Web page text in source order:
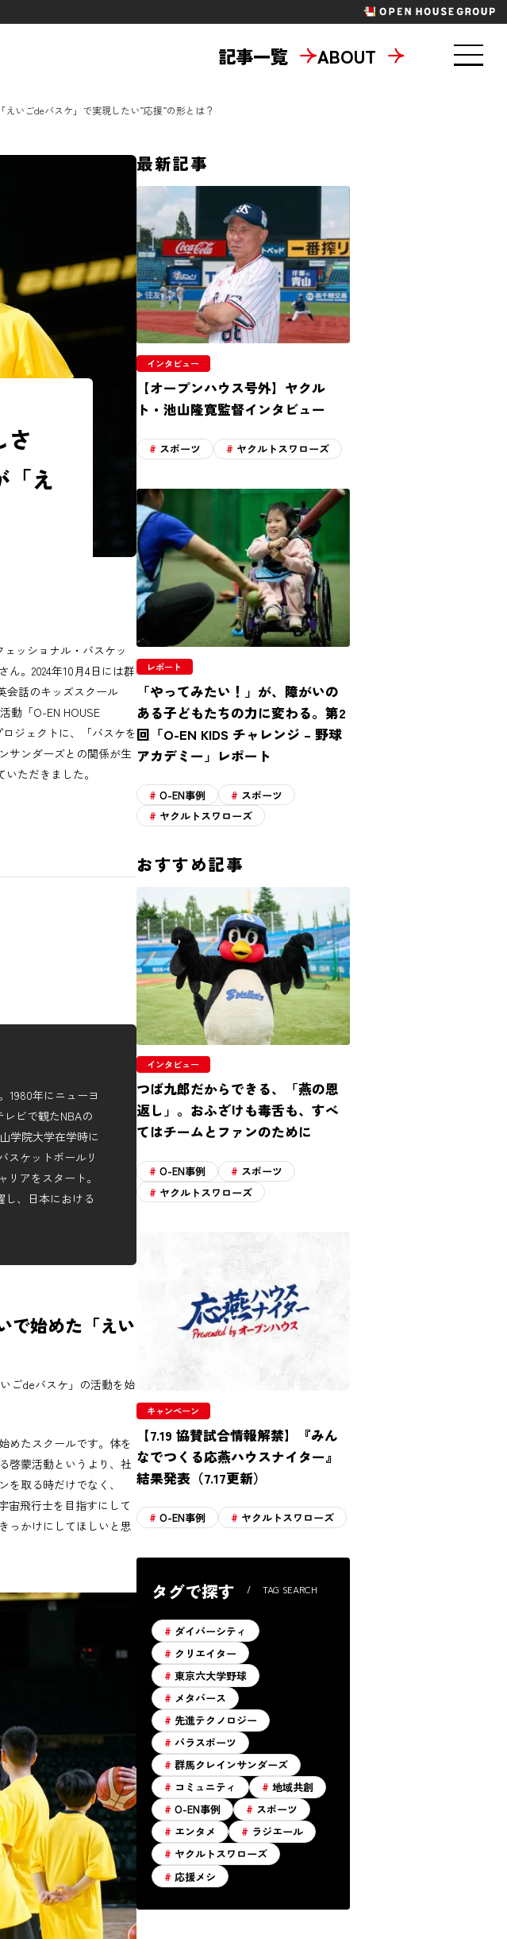
記事一覧 ABOUT
パラスポーツ
サンダーズ コミュニティ 地域共創
エンタメ ラジエール
ワローズ 応援メシ
いごdeバスケ」で実現したい”応援”の形とは？
さ
「え
ェッショナル・バスケッ
。2024年10月4日には群
会話のキッズスクール
動「O-EN HOUSE
ジェクトに、「バスケを
サンダーズとの関係が生
ただきました。
1980年にニューヨ
ビで観たNBAの
学院大学在学時に
スケットボールリ
アをスタート。
し、日本における
で始めた「えい
ごdeバスケ」の活動を始
めたスクールです。体を
啓蒙活動というより、社
取る時だけでなく、
宙飛行士を目指すにして
っかけにしてほしいと思
最新記事
インタビュー
【オープンハウス号外】ヤクル
ト・池山隆寛監督インタビュー
スポーツ ヤクルトスワローズ
レポート
「やってみたい！」が、障がいの
ある子どもたちの力に変わる。第2
回「O-EN KIDS チャレンジ – 野球
アカデミー」レポート
O-EN事例
スポーツ
ヤクルトスワローズ
おすすめ記事
インタビュー
つば九郎だからできる、「燕の恩
返し」。おふざけも毒舌も、すべ
てはチームとファンのために
O-EN事例
スポーツ
ヤクルトスワローズ
キャンペーン
【7.19 協賛試合情報解禁】『みん
なでつくる応燕ハウスナイター』
結果発表（7.17更新）
O-EN事例 ヤクルトスワローズ
タグで探す TAG SEARCH
ダイバーシティ
クリエイター
東京六大学野球
メタバース
先進テクノロジー
パラスポーツ
群馬クレインサンダーズ
コミュニティ
地域共創
O-EN事例
スポーツ
エンタメ
ラジエール
ヤクルトスワローズ
応援メシ